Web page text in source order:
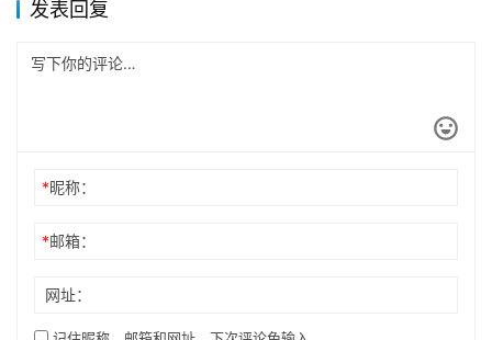
发表回复
*昵称：
*邮箱：
网址：